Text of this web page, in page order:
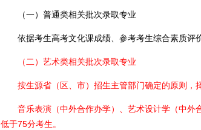
（一）普通类相关批次录取专业
依据考生高考文化课成绩、参考考生综合素质评价
（二）艺术类相关批次录取专业
按生源省（区、市）招生主管部门确定的原则，择
音乐表演（中外合作办学）、艺术设计学（中外
低于75分考生。